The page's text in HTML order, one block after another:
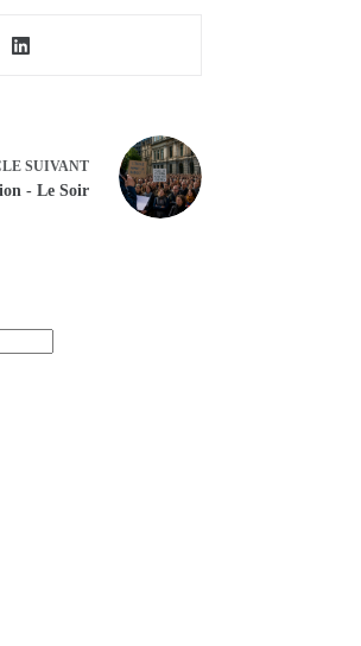
SUIVANT
- Le Soir